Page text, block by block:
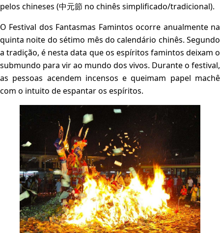
pelos chineses (中元節 no chinês simplificado/tradicional).
O Festival dos Fantasmas Famintos ocorre anualmente na
quinta noite do sétimo mês do calendário chinês. Segundo
a tradição, é nesta data que os espíritos famintos deixam o
submundo para vir ao mundo dos vivos. Durante o festival,
as pessoas acendem incensos e queimam papel machê
com o intuito de espantar os espíritos.